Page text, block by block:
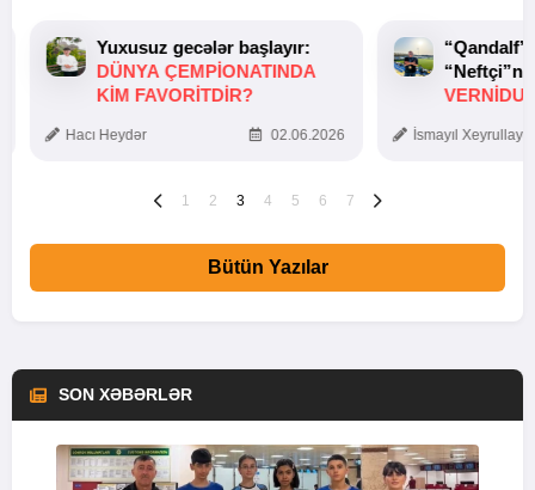
Yuxusuz gecələr başlayır:
DÜNYA ÇEMPIONATINDA
KIM FAVORITDIR?
Hacı Heydər 02.06.2026 İsmayıl
1 2 3 4 5 6 7
Bütün Yazılar
SON XƏBƏRLƏR